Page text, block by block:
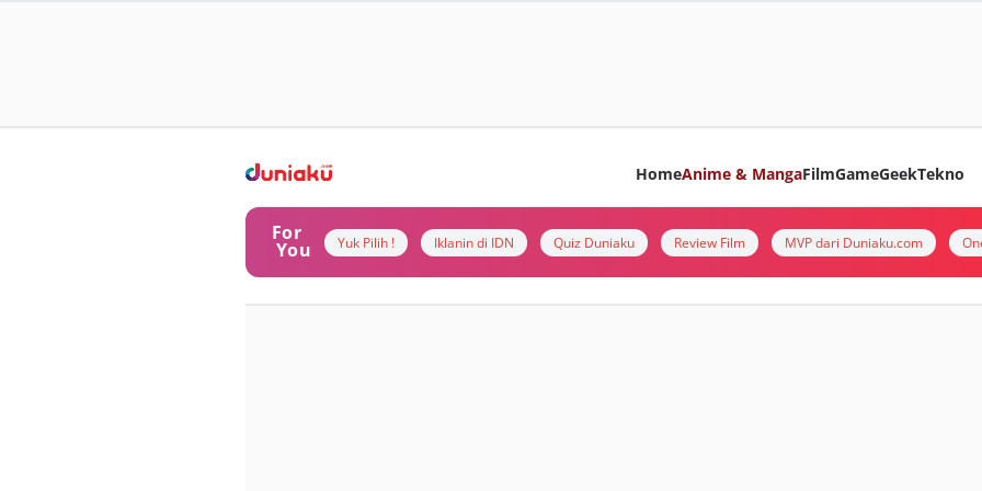
HomeAnime & MangaFilmGameGeekTekno
For
You Yuk Pilih ! Iklanin di IDN Quiz Duniaku Review Film MVP dari Duniaku.com